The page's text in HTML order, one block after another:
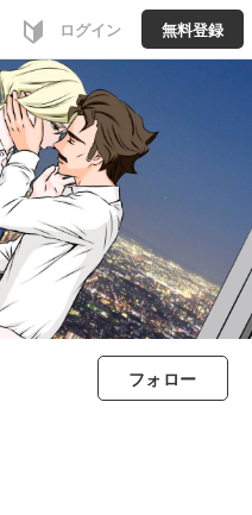
ログイン 無料登録
フォロー